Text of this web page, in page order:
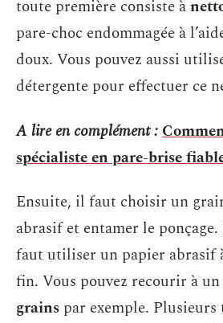
toute première consiste à
pare-choc endommagée à
doux. Vous pouvez aussi
détergente pour effectuer ce
A lire en complément :
spécialiste en pare-brise
Ensuite, il faut choisir un
abrasif et entamer le
faut utiliser un papier abrasif
fin. Vous pouvez recourir à
grains par exemple. Plusieurs